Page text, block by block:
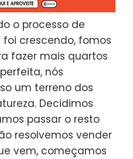
o processo de
crescendo, fomos
fazer mais quartos
nós
um terreno dos
Decidimos
passar o resto
resolvemos vender
vem, começamos